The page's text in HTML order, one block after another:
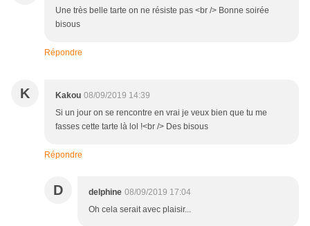
Une très belle tarte on ne résiste pas <br /> Bonne soirée
bisous
Répondre
K Kakou 08/09/2019 14:39
Si un jour on se rencontre en vrai je veux bien que tu me
fasses cette tarte là lol !<br /> Des bisous
Répondre
D delphine 08/09/2019 17:04
Oh cela serait avec plaisir...